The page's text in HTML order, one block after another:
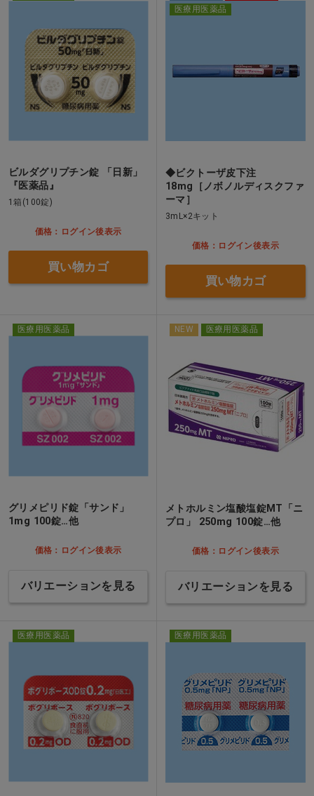
ビルダグリプチン錠 「日新」
『医薬品』
1箱(100錠)
価格：ログイン後表示
買い物カゴ
医療用医薬品
◆ビクトーザ皮下注
18mg［ノボノルディスクファ
ーマ］
3mL×2キット
価格：ログイン後表示
買い物カゴ
医療用医薬品
グリメピリド錠「サンド」
1mg 100錠…他
価格：ログイン後表示
バリエーションを見る
NEW 医療用医薬品
メトホルミン塩酸塩錠MT「ニ
プロ」 250mg 100錠…他
価格：ログイン後表示
バリエーションを見る
医療用医薬品 医療用医薬品